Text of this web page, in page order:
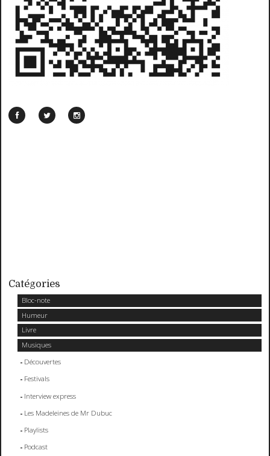
Catégories
Bloc-note
Humeur
Livre
Musiques
Découvertes
Festivals
Interview express
Les Madeleines de Mr Dubuc
Playlists
Podcast